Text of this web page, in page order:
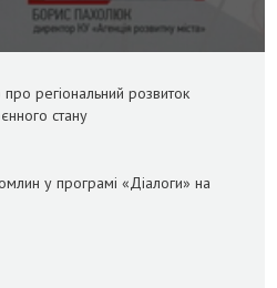
регіональний розвиток
стану
у програмі «Діалоги» на